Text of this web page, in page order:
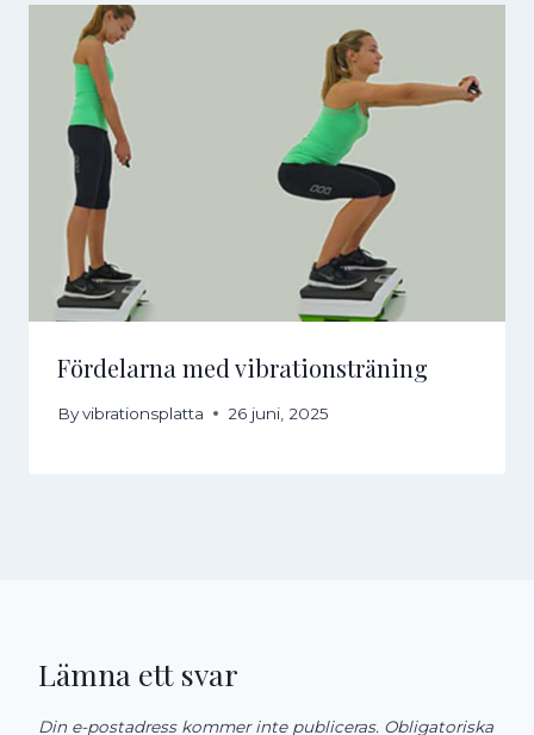
Fördelarna med vibrationsträning
Byvibrationsplatta 26 juni, 2025
Lämna ett svar
Din e-postadress kommer inte publiceras. Obligatoriska